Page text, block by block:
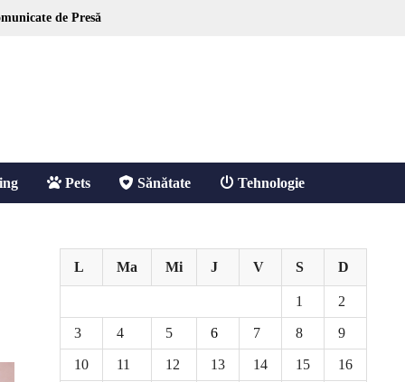
de Presă
Pets Sănătate Tehnologie
L Ma Mi J V S D
1 2
3 4 5 6 7 8 9
10 11 12 13 14 15 16